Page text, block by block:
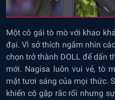
Một cô gái tò mò với khao
đại. Vì sở thích ngắm nhìn
chọn trở thành DOLL để dấn
mới. Nagisa luôn vui vẻ, tò
mặt tươi sáng của mọi thức.
khiến cô gặp rắc rối nhưng